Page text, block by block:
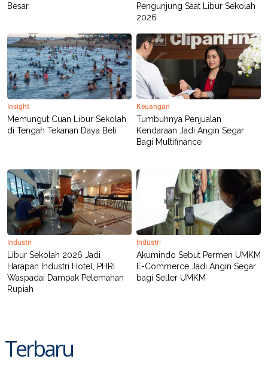
K
E
D
I
A
.
I
D
PEDOMAN
PEMBERITAAN
SIBER
PRIVACY
POLICY
Besar
Pengunjung Saat Libur Sekolah
2026
Insight
Memungut Cuan Libur Sekolah
di Tengah Tekanan Daya Beli
Keuangan
Tumbuhnya Penjualan
Kendaraan Jadi Angin Segar
Bagi Multifinance
Industri
Libur Sekolah 2026 Jadi
Harapan Industri Hotel, PHRI
Waspadai Dampak Pelemahan
Rupiah
Industri
Akumindo Sebut Permen UMKM
E-Commerce Jadi Angin Segar
bagi Seller UMKM
Terbaru